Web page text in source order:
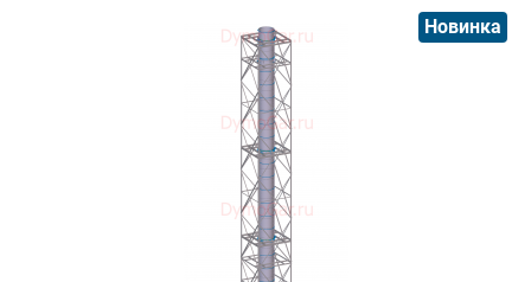
Новинка